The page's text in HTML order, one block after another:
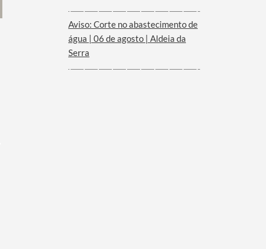
Aviso: Corte no abastecimento de
água | 06 de agosto | Aldeia da
Serra